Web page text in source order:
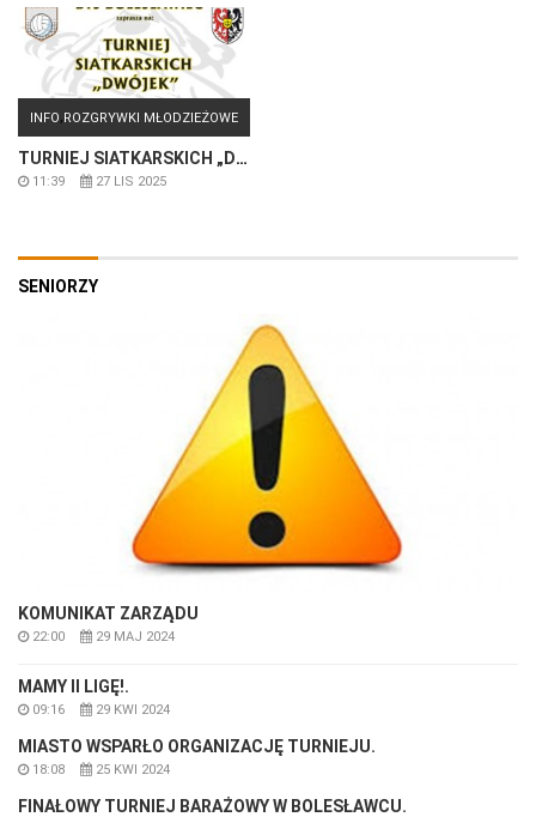
INFO,ROZGRYWKI MŁODZIEŻOWE
TURNIEJ SIATKARSKICH „DWÓJEK”
11:39 27 LIS 2025
SENIORZY
KOMUNIKAT ZARZĄDU
22:00 29 MAJ 2024
MAMY II LIGĘ!.
09:16 29 KWI 2024
MIASTO WSPARŁO ORGANIZACJĘ TURNIEJU.
18:08 25 KWI 2024
FINAŁOWY TURNIEJ BARAŻOWY W BOLESŁAWCU.